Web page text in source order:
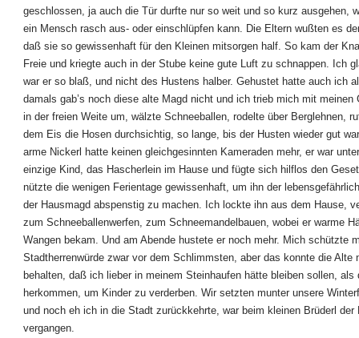
geschlossen, ja auch die Tür durfte nur so weit und so kurz ausgehen,
ein Mensch rasch aus- oder einschlüpfen kann. Die Eltern wußten es
daß sie so gewissenhaft für den Kleinen mitsorgen half. So kam der
Freie und kriegte auch in der Stube keine gute Luft zu schnappen. Ich
war er so blaß, und nicht des Hustens halber. Gehustet hatte auch ich
damals gab’s noch diese alte Magd nicht und ich trieb mich mit meinen
in der freien Weite um, wälzte Schneeballen, rodelte über Berglehnen,
dem Eis die Hosen durchsichtig, so lange, bis der Husten wieder gut
arme Nickerl hatte keinen gleichgesinnten Kameraden mehr, er war
einzige Kind, das Hascherlein im Hause und fügte sich hilflos den
nützte die wenigen Ferientage gewissenhaft, um ihn der
der Hausmagd abspenstig zu machen. Ich lockte ihn aus dem Hause,
zum Schneeballenwerfen, zum Schneemandelbauen, wobei er warme
Wangen bekam. Und am Abende hustete er noch mehr. Mich schützte
Stadtherrenwürde zwar vor dem Schlimmsten, aber das konnte die Alte
behalten, daß ich lieber in meinem Steinhaufen hätte bleiben sollen, als
herkommen, um Kinder zu verderben. Wir setzten munter unsere
und noch eh ich in die Stadt zurückkehrte, war beim kleinen Brüderl der
vergangen.